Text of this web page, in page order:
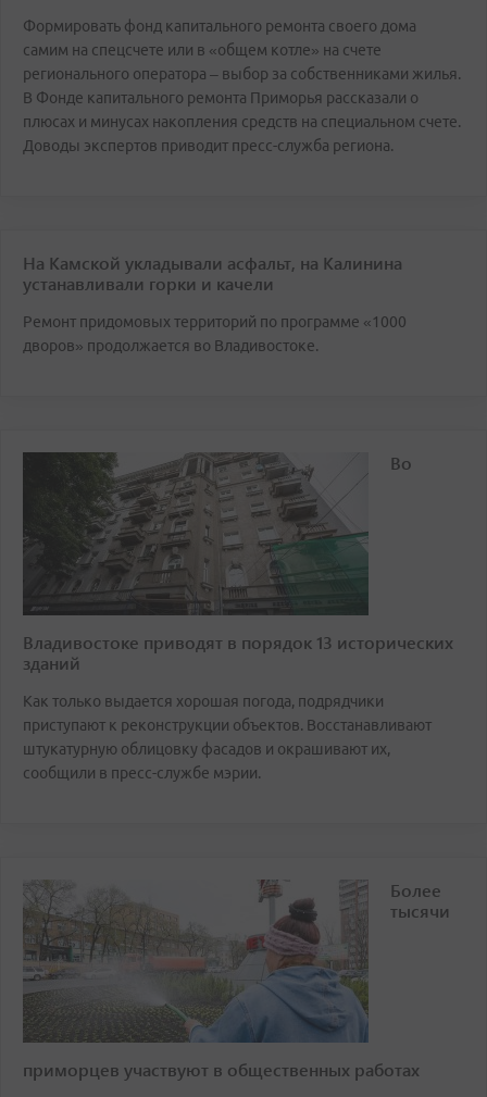
Формировать фонд капитального ремонта своего дома
самим на спецсчете или в «общем котле» на счете
регионального оператора – выбор за собственниками жилья.
В Фонде капитального ремонта Приморья рассказали о
плюсах и минусах накопления средств на специальном счете.
Доводы экспертов приводит пресс-служба региона.
На Камской укладывали асфальт, на Калинина
устанавливали горки и качели
Ремонт придомовых территорий по программе «1000
дворов» продолжается во Владивостоке.
Во
Владивостоке приводят в порядок 13 исторических
зданий
Как только выдается хорошая погода, подрядчики
приступают к реконструкции объектов. Восстанавливают
штукатурную облицовку фасадов и окрашивают их,
сообщили в пресс-службе мэрии.
Более
тысячи
приморцев участвуют в общественных работах